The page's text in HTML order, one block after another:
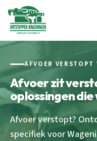
AFVOER VERSTOPT
Afvoer zit
oplossingen
Afvoer verstopt?
specifiek voor